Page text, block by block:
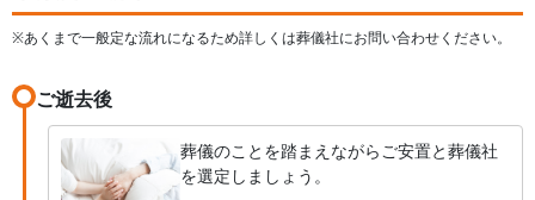
ルさん、スタッフの皆さまに御礼申し上げます。お
世話になりました。
※あくまで一般定な流れになるため詳しくは葬儀社にお問い合わせください。
ご逝去後
葬儀のことを踏まえながらご安置と葬儀社
を選定しましょう。